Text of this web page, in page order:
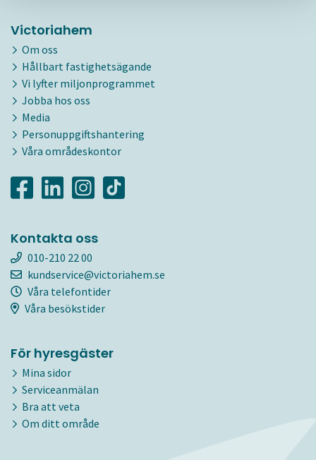
Victoriahem
Om oss
Hållbart fastighetsägande
Vi lyfter miljonprogrammet
Jobba hos oss
Media
Personuppgiftshantering
Våra områdeskontor
Kontakta oss
010-210 22 00
kundservice@victoriahem.se
Våra telefontider
Våra besökstider
För hyresgäster
Mina sidor
Serviceanmälan
Bra att veta
Om ditt område